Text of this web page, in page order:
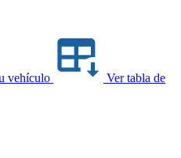
vehículo
Ver tabla de